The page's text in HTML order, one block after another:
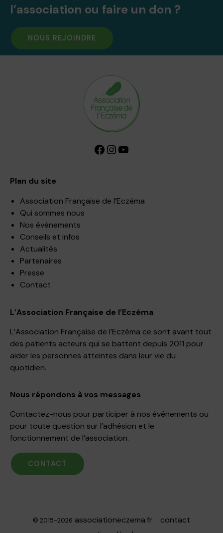
l’association ou faire un don ?
NOUS REJOINDRE
Facebook InstagramYouTube
Plan du site
Association Française de l’Eczéma
Qui sommes nous
Nos événements
Conseils et infos
Actualités
Partenaires
Presse
Contact
L’Association Française de l’Eczéma
L’Association Française de l’Eczéma ce sont avant tout
des patients acteurs qui se battent depuis 2011 pour
aider les personnes atteintes dans leur vie du
quotidien.
Nous répondons à vos messages
Contactez-nous pour participer à nos événements ou
pour toute question sur l’adhésion et le
fonctionnement de l’association.
CONTACT
© 2015-2026 associationeczema.fr
contact